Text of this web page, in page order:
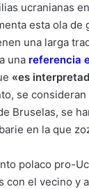
ucranianas
esta ola de
una larga
una referencia
«es
se
Bruselas, se
en la que
polaco pro-
con el vecino y